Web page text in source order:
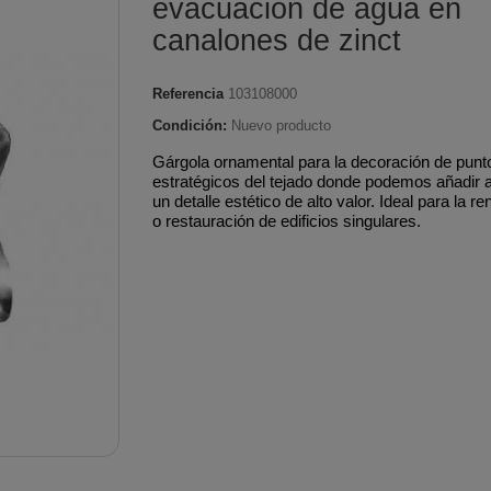
Tubería aislada de acero
inoxidable para
condensación
Tubería aislada de cobre
Biomasa
Tubería aislada de cobre
para condensación
Tubería
pellet Classic
Tubería de
vitrificado
Pulverizadores a batería
Pulverizadores
arranque
desbrozadoras
Mandos aceleración
Tornillos embrague
desbrozadoras
evacuación de agua en
canalones de zinct
Referencia 103108000
Condición: Nuevo producto
Gárgola ornamental para la decoración de
estratégicos del tejado donde podemos añadir
un detalle estético de alto valor. Ideal para la
o restauración de edificios singulares.